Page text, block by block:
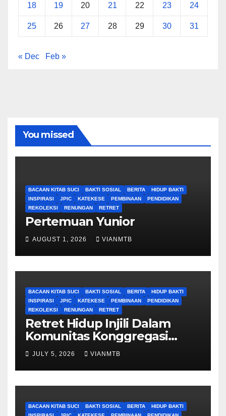
18 19 20 21 22 23 24
25 26 27 28 29 30 31
« Dec Feb »
You missed
BACAAN KITAB SUCI BAKTI SOSIAL BERITA
HIDUP BAKTI
INSPIRASI
JPIC KATEKESE PEMBINAAN
PENDIDIKAN
REKOLEKSI
RENUNGAN RETRET
Pertemuan Yunior
AUGUST 1, 2026 VIANMTB
BACAAN KITAB SUCI BAKTI SOSIAL BERITA
HIDUP BAKTI
INSPIRASI
JPIC KATEKESE PEMBINAAN
PENDIDIKAN
REKOLEKSI
RENUNGAN RETRET
Retret Hidup Injili Dalam
Komunitas Konggregasi
Bruder Maria Tak Bernoda
JULY 5, 2026 VIANMTB
BACAAN KITAB SUCI BAKTI SOSIAL BERITA
HIDUP BAKTI